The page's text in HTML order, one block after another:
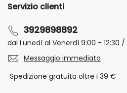
Servizio clienti
3929898892
dal Lunedì al Venerdì 9:00 - 12:30 /
Messaggio immediato
Spedizione gratuita oltre i 39 €